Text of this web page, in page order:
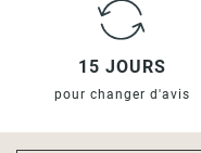
15 JOURS
pour changer d'avis